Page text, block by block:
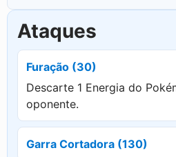
Ataques
Furação (30)
Descarte 1 Energia do
oponente.
Garra Cortadora (130)